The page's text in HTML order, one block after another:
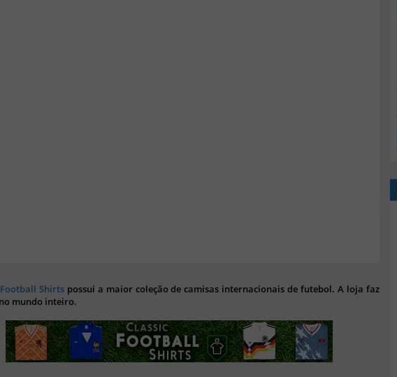
Shirts possui a maior coleção de camisas internacionais de futebol. A loja faz
mundo inteiro.